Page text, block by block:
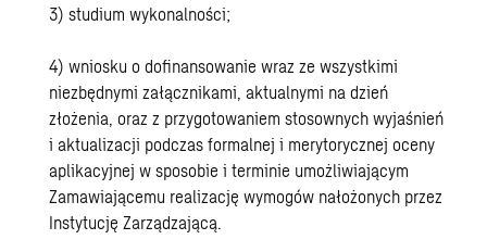
3) studium wykonalności;
4) wniosku o dofinansowanie wraz ze wszystkimi
niezbędnymi załącznikami, aktualnymi na dzień
złożenia, oraz z przygotowaniem stosownych wyjaśnień
i aktualizacji podczas formalnej i merytorycznej oceny
aplikacyjnej w sposobie i terminie umożliwiającym
Zamawiającemu realizację wymogów nałożonych przez
Instytucję Zarządzającą.